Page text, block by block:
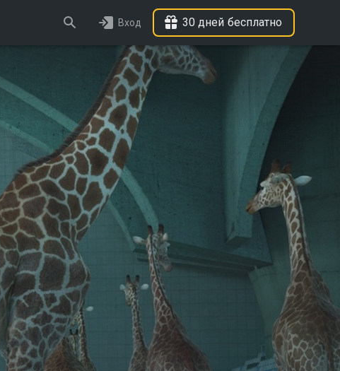
Вход 30 дней бесплатно